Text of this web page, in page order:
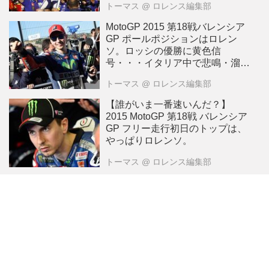
トーマス @ ロレンス編集部
MotoGP 2015 第18戦バレンシア
GP ポールポジションはロレン
ソ。ロッシの優勝に黄色信
号・・・イタリア中で悲鳴・溜
トーマス @ ロレンス編集部
【誰がいま一番速いんだ？】
2015 MotoGP 第18戦 バレンシア
GP フリー走行初日のトップは、
やっぱりロレンソ。
トーマス @ ロレンス編集部